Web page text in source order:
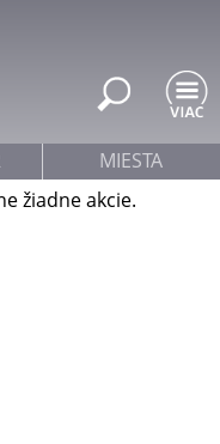
žiadne akcie.
MIESTA